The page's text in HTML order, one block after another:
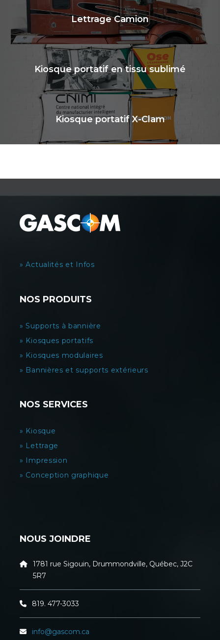
Lettrage Camion
Kiosque portatif en tissu sublimé
Kiosque portatif X-Clam
» Actualités et Infos
NOS PRODUITS
» Supports à bannière
» Kiosques portatifs
» Kiosques modulaires
» Bannières et supports extérieurs
NOS SERVICES
» Kiosque
» Lettrage
» Impression
» Conception graphique
NOUS JOINDRE
1781 rue Sigouin, Drummondville, Québec, J2C
5R7
819. 477-3033
info@gascom.ca